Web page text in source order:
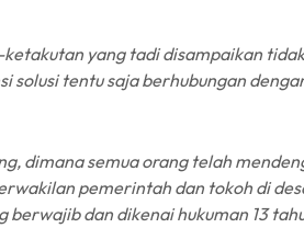
yang tadi disampaikan
solusi tentu saja berhubungan
dimana semua orang telah
pemerintah dan tokoh di
dan dikenai hukuman 13